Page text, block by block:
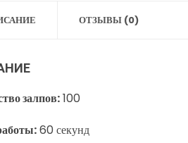
ОТЗЫВЫ (0)
залпов:100
60 секунд